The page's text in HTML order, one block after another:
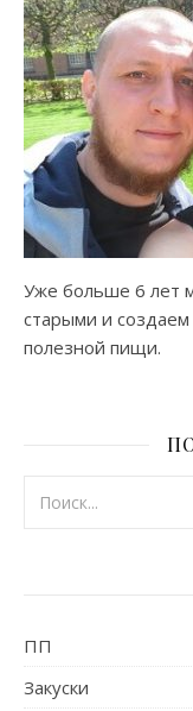
Уже больше 6 лет
старыми и
полезной пищи.
ПП
Закуски